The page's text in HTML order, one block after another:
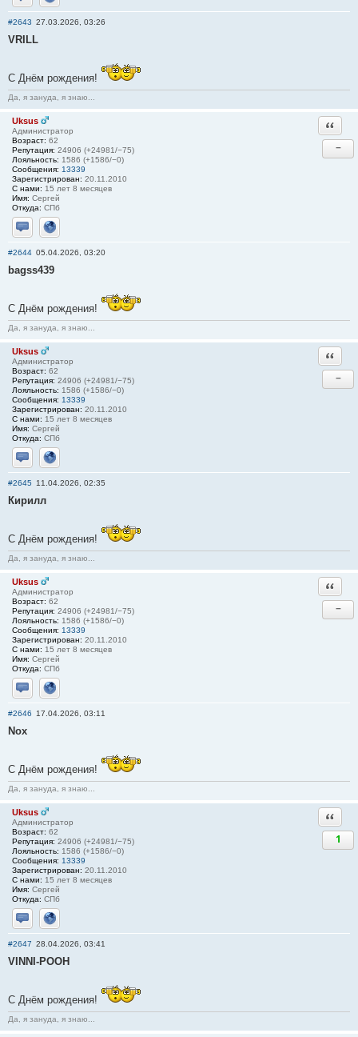
Отправить личное сообщение
Сайт
#2643 27.03.2026, 03:26
VRILL
С Днём рождения!
Да, я зануда, я знаю...
Uksus
Администратор
Возраст: 62
Репутация: 24906 (+24981/−75)
Лояльность: 1586 (+1586/−0)
Сообщения: 13339
Зарегистрирован: 20.11.2010
С нами: 15 лет 8 месяцев
Имя: Сергей
Откуда: СПб
Отправить личное сообщение
Сайт
−
#2644 05.04.2026, 03:20
bagss439
С Днём рождения!
Да, я зануда, я знаю...
Uksus
Администратор
Возраст: 62
Репутация: 24906 (+24981/−75)
Лояльность: 1586 (+1586/−0)
Сообщения: 13339
Зарегистрирован: 20.11.2010
С нами: 15 лет 8 месяцев
Имя: Сергей
Откуда: СПб
Отправить личное сообщение
Сайт
−
#2645 11.04.2026, 02:35
Кирилл
С Днём рождения!
Да, я зануда, я знаю...
Uksus
Администратор
Возраст: 62
Репутация: 24906 (+24981/−75)
Лояльность: 1586 (+1586/−0)
Сообщения: 13339
Зарегистрирован: 20.11.2010
С нами: 15 лет 8 месяцев
Имя: Сергей
Откуда: СПб
Отправить личное сообщение
Сайт
−
#2646 17.04.2026, 03:11
Nox
С Днём рождения!
Да, я зануда, я знаю...
Uksus
Администратор
Возраст: 62
Репутация: 24906 (+24981/−75)
Лояльность: 1586 (+1586/−0)
Сообщения: 13339
Зарегистрирован: 20.11.2010
С нами: 15 лет 8 месяцев
Имя: Сергей
Откуда: СПб
Отправить личное сообщение
Сайт
1
#2647 28.04.2026, 03:41
VINNI-POOH
С Днём рождения!
Да, я зануда, я знаю...